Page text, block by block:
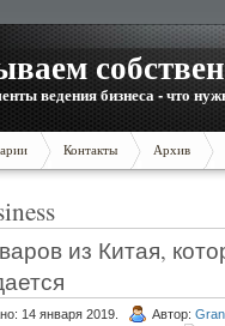
ведения бизнеса - что
Контакты Архив
из Китая,
14 января 2019. Автор: